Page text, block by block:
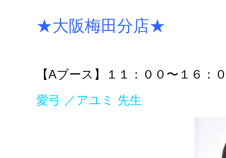
★大阪梅田分店★
【Aブース】１１：００〜１６：
愛弓 ／アユミ 先生